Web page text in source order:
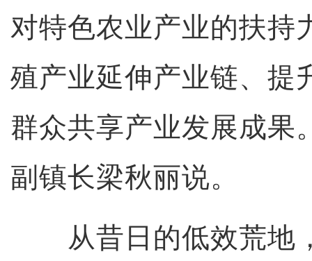
对特色农业产业的扶持
殖产业延伸产业链、提
群众共享产业发展成果
副镇长梁秋丽说。
从昔日的低效荒地